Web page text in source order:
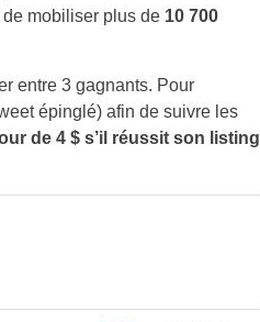
de mobiliser plus de 10 700
entre 3 gagnants. Pour
épinglé) afin de suivre les
de 4 $ s’il réussit son listing